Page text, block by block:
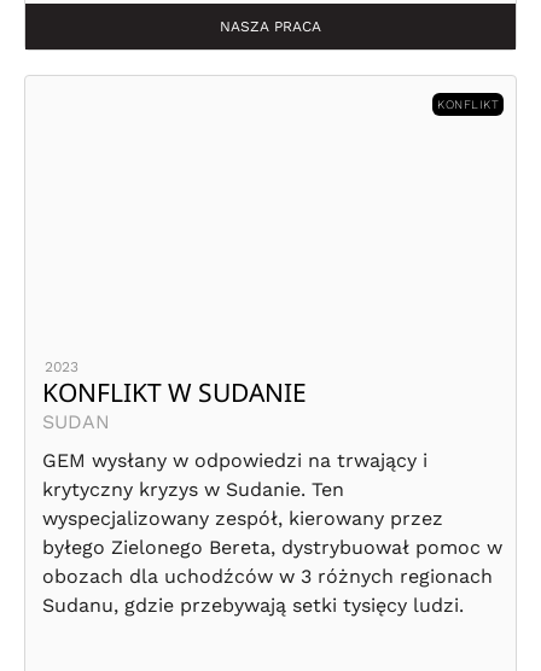
NASZA PRACA
KONFLIKT
2023
KONFLIKT W SUDANIE
SUDAN
GEM wysłany w odpowiedzi na trwający i
krytyczny kryzys w Sudanie. Ten
wyspecjalizowany zespół, kierowany przez
byłego Zielonego Bereta, dystrybuował pomoc w
obozach dla uchodźców w 3 różnych regionach
Sudanu, gdzie przebywają setki tysięcy ludzi.